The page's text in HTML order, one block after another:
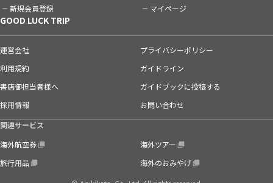
新規会員登録 マイページ
GOOD LUCK TRIP
運営会社
プライバシーポリシー
利用規約
ガイドライン
書店御担当者様へ
ガイドブックに投稿する
採用情報
お問い合わせ
関連サービス
海外航空券
海外ツアー
旅行用品
海外のおみやげ